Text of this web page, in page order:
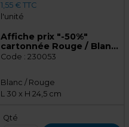
1,55 € TTC
l'unité
Affiche prix "-50%"
cartonnée Rouge / Blanc
30 x 24,5 cm - Affiche
Code : 230053
Blanc / Rouge
L 30 x H 24,5 cm
Qté